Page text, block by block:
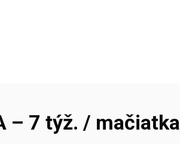
– 7 týž. / mačiatka